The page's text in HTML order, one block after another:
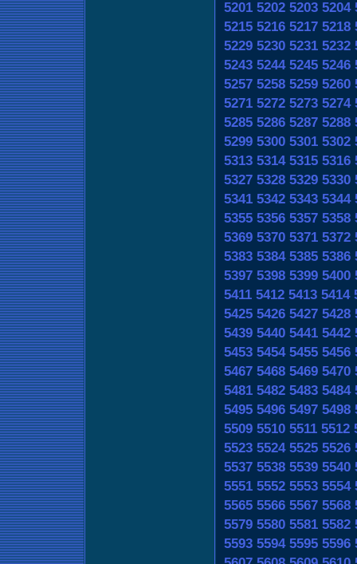
5201 5202 5203 5204
5215 5216 5217 5218
5229 5230 5231 5232
5243 5244 5245 5246
5257 5258 5259 5260
5271 5272 5273 5274
5285 5286 5287 5288
5299 5300 5301 5302
5313 5314 5315 5316
5327 5328 5329 5330
5341 5342 5343 5344
5355 5356 5357 5358
5369 5370 5371 5372
5383 5384 5385 5386
5397 5398 5399 5400
5411 5412 5413 5414
5425 5426 5427 5428
5439 5440 5441 5442
5453 5454 5455 5456
5467 5468 5469 5470
5481 5482 5483 5484
5495 5496 5497 5498
5509 5510 5511 5512
5523 5524 5525 5526
5537 5538 5539 5540
5551 5552 5553 5554
5565 5566 5567 5568
5579 5580 5581 5582
5593 5594 5595 5596